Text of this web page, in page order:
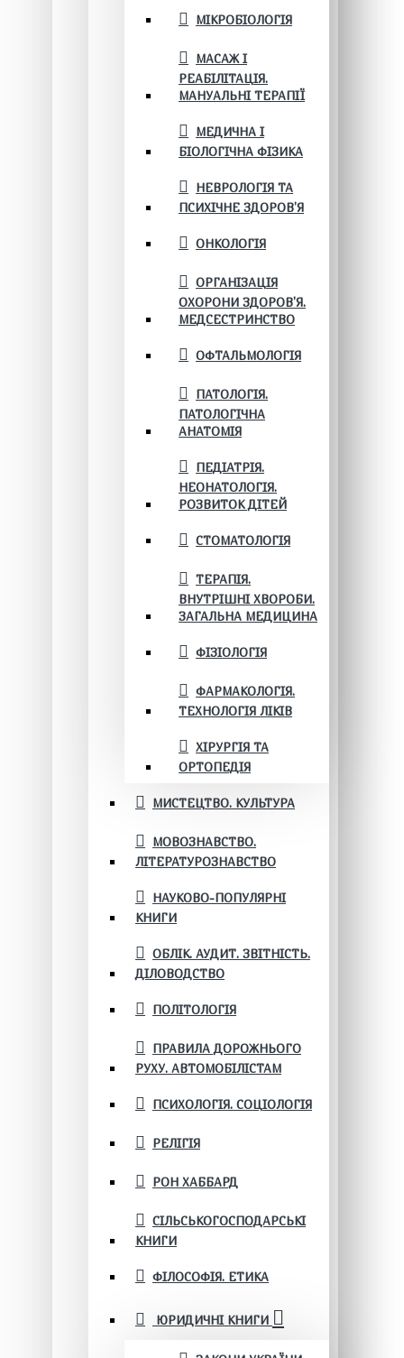
МІКРОБІОЛОГІЯ
МАСАЖ І
РЕАБІЛІТАЦІЯ.
МАНУАЛЬНІ ТЕРАПІЇ
МЕДИЧНА І
БІОЛОГІЧНА ФІЗИКА
НЕВРОЛОГІЯ ТА
ПСИХІЧНЕ ЗДОРОВ’Я
ОНКОЛОГІЯ
ОРГАНІЗАЦІЯ
ОХОРОНИ ЗДОРОВ'Я.
МЕДСЕСТРИНСТВО
ОФТАЛЬМОЛОГІЯ
ПАТОЛОГІЯ.
ПАТОЛОГІЧНА
АНАТОМІЯ
ПЕДІАТРІЯ.
НЕОНАТОЛОГІЯ.
РОЗВИТОК ДІТЕЙ
СТОМАТОЛОГІЯ
ТЕРАПІЯ.
ВНУТРІШНІ ХВОРОБИ.
ЗАГАЛЬНА МЕДИЦИНА
ФІЗІОЛОГІЯ
ФАРМАКОЛОГІЯ.
ТЕХНОЛОГІЯ ЛІКІВ
ХІРУРГІЯ ТА
ОРТОПЕДІЯ
МИСТЕЦТВО. КУЛЬТУРА
МОВОЗНАВСТВО.
ЛІТЕРАТУРОЗНАВСТВО
НАУКОВО-ПОПУЛЯРНІ
КНИГИ
ОБЛІК. АУДИТ. ЗВІТНІСТЬ.
ДІЛОВОДСТВО
ПОЛІТОЛОГІЯ
ПРАВИЛА ДОРОЖНЬОГО
РУХУ. АВТОМОБІЛІСТАМ
ПСИХОЛОГІЯ. СОЦІОЛОГІЯ
РЕЛІГІЯ
РОН ХАББАРД
СІЛЬСЬКОГОСПОДАРСЬКІ
КНИГИ
ФІЛОСОФІЯ. ЕТИКА
ЮРИДИЧНІ КНИГИ